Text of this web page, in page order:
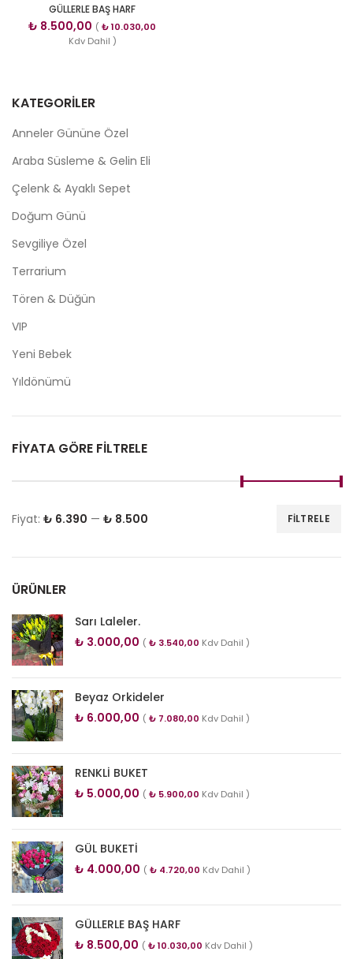
GÜLLERLE BAŞ HARF
₺ 8.500,00 ( ₺10.030,00
Kdv Dahil )
KATEGORILER
Anneler Gününe Özel
Araba Süsleme & Gelin Eli
Çelenk & Ayaklı Sepet
Doğum Günü
Sevgiliye Özel
Terrarium
Tören & Düğün
VIP
Yeni Bebek
Yıldönümü
FIYATA GÖRE FILTRELE
FILTRELE
Fiyat: ₺ 6.390 — ₺ 8.500
ÜRÜNLER
Sarı Laleler.
₺ 3.000,00 ( ₺ 3.540,00 Kdv Dahil )
Beyaz Orkideler
₺ 6.000,00 ( ₺ 7.080,00 Kdv Dahil )
RENKLİ BUKET
₺ 5.000,00 ( ₺ 5.900,00 Kdv Dahil )
GÜL BUKETİ
₺ 4.000,00 ( ₺ 4.720,00 Kdv Dahil )
GÜLLERLE BAŞ HARF
₺ 8.500,00 ( ₺10.030,00 Kdv Dahil )